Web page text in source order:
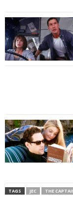
TAGS JEC THE